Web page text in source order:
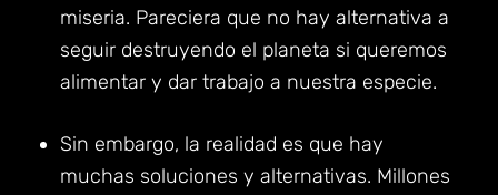
miseria. Pareciera que no hay alternativa a
seguir destruyendo el planeta si queremos
alimentar y dar trabajo a nuestra especie.
Sin embargo, la realidad es que hay
muchas soluciones y alternativas. Millones